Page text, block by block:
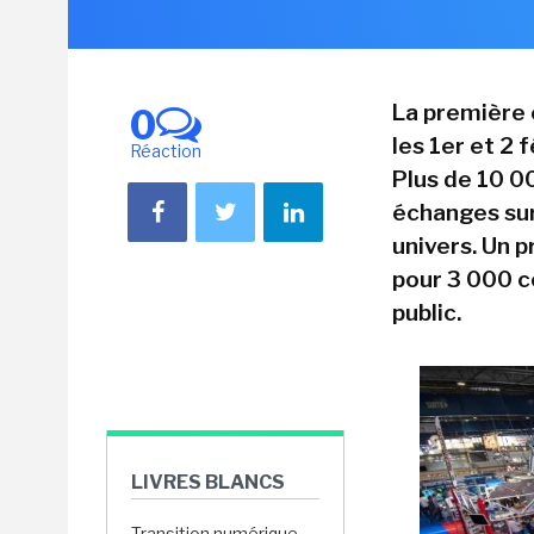
0
Réaction
LIVRES BLANCS
La
les 1er et 2
Plus de 10
échanges
univers. Un
pour 3 000
public.